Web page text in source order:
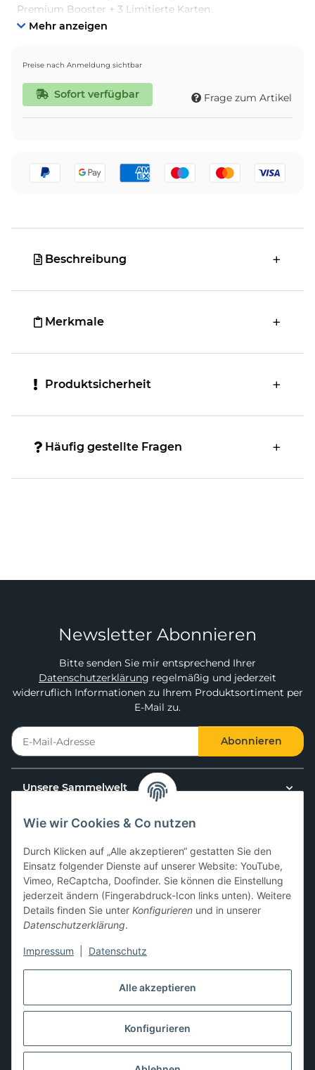
Alle akzeptieren
Konfigurieren
Wie wir Cookies & Co nutzen
Durch Klicken auf „Alle akzeptieren“ gestatten Sie den
Einsatz folgender Dienste auf unserer Website: YouTube,
Vimeo, ReCaptcha, Doofinder. Sie können die Einstellung
jederzeit ändern (Fingerabdruck-Icon links unten). Weitere
Details finden Sie unter Konfigurieren und in unserer
Datenschutzerklärung.
Impressum Datenschutz
Premium Booster + 3 Limitierte Karten
Mehr anzeigen
Preise nach Anmeldung sichtbar
Sofort verfügbar Frage zum Artikel
Beschreibung
Merkmale
Produktsicherheit
Häufig gestellte Fragen
Newsletter Abonnieren
Bitte senden Sie mir entsprechend Ihrer
Datenschutzerklärung regelmäßig und jederzeit
widerruflich Informationen zu Ihrem Produktsortiment per
E-Mail zu.
Abonnieren
Unsere Sammelwelt
Kundenservice
News & Aktionen
Gesetzliche Informationen
Hier kannst du uns folgen:
* Alle Preise zzgl. gesetzlicher USt., zzgl.Versand
** Differenzbesteuerung gemäß § 25a UStG,